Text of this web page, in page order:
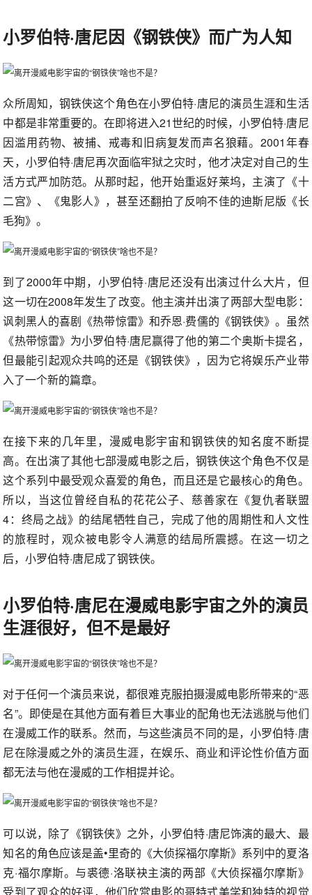
小罗伯特·唐尼因《钢铁侠》而广为人知
众所周知，钢铁侠这个角色在小罗伯特·唐尼的演员生涯和生活
中都是非常重要的。在即将进入21世纪的时候，小罗伯特·唐尼
因滥用药物、被捕、戒毒和旧病复发而声名狼藉。2001年春
天，小罗伯特·唐尼再次面临牢狱之灾时，他才决定对自己的生
活方式严加防范。从那时起，他开始重返好莱坞，主演了《十
二宫》、《鬼影人》，甚至还翻拍了反响不佳的迪斯尼版《长
毛狗》。
到了2000年中期，小罗伯特·唐尼还没有出演过什么大片，但
这一切在2008年发生了改变。他主演并出演了两部大型电影：
讽刺黑人的喜剧《热带惊雷》和乔恩·费儒的《钢铁侠》。虽然
《热带惊雷》为小罗伯特·唐尼赢得了他的第二个奥斯卡提名，
但最能引起观众共鸣的还是《钢铁侠》，因为它将娱乐产业带
入了一个新的篇章。
在接下来的几年里，漫威电影宇宙和钢铁侠的知名度不断提
高。在出演了其他七部漫威电影之后，钢铁侠这个角色不仅是
这个系列中最受观众喜爱的角色，而且还是它最核心的角色。
所以，当这位曾经自私的花花公子、慈善家在《复仇者联盟
4：终局之战》的结尾牺牲自己，完成了他的周期性和人文性
的旅程时，观众被电影令人满意的结局所震撼。在这一切之
后，小罗伯特·唐尼成了钢铁侠。
小罗伯特·唐尼在漫威电影宇宙之外的演员
生涯很好，但不是最好
对于任何一个演员来说，都很难克服拍摄漫威电影所带来的“恶
名”。即使是在其他方面有着巨大事业的配角也无法逃脱与他们
在漫威工作的联系。然而，与这些演员不同的是，小罗伯特·唐
尼在除漫威之外的演员生涯，在娱乐、商业和评论性价值方面
都无法与他在漫威的工作相提并论。
可以说，除了《钢铁侠》之外，小罗伯特·唐尼饰演的最大、最
知名的角色应该是盖•里奇的《大侦探福尔摩斯》系列中的夏洛
克·福尔摩斯。与裘德·洛联袂主演的两部《大侦探福尔摩斯》